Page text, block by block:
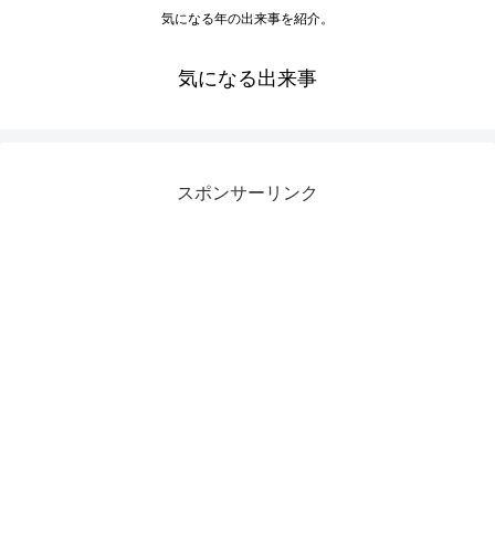
気になる年の出来事を紹介。
気になる出来事
スポンサーリンク